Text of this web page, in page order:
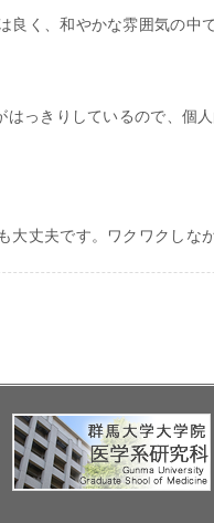
く、和やかな雰囲気の中
っきりしているので、個
丈夫です。ワクワクしな